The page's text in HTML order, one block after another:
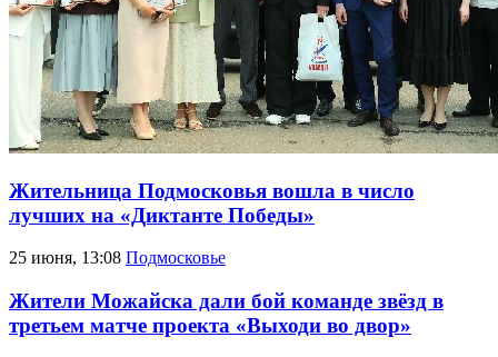
Жительница Подмосковья вошла в число
лучших на «Диктанте Победы»
25 июня, 13:08 Подмосковье
Жители Можайска дали бой команде звёзд в
третьем матче проекта «Выходи во двор»